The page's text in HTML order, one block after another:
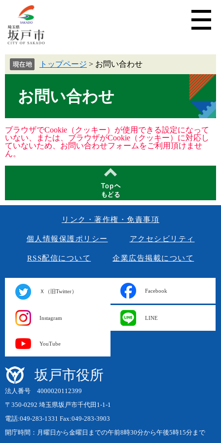
トップページ > お問い合わせ
お問い合わせ
ブラウザでCookie（クッキー）が使用できる設定になって
いない、または、ブラウザがCookie（クッキー）に対応し
ていないため、お問い合わせフォームをご利用頂けませ
ん。
リンク・著作権・免責事項
個人情報保護ポリシー アクセシビリティ
RSS配信について 企業広告掲載について
Ｘ（旧Twitter） Facebook
Instagram LINE
YouTube
坂戸市役所
法人番号 4000020112399
〒350-0292 埼玉県坂戸市千代田1-1-1
電話:049-283-1331 Fax:049-283-3903
開庁時間：月曜日から金曜日までの午前8時30分から午後5時15分まで